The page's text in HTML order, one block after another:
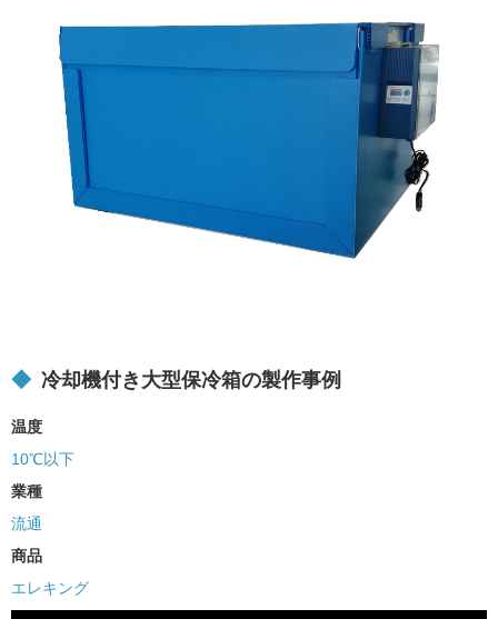
冷却機付き大型保冷箱の製作事例
温度
10℃以下
業種
流通
商品
エレキング